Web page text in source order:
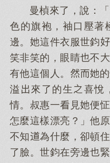
曼楨來了，說：
色的旗袍，袖口壓
邊。這件衣服世鈞
笑非笑的，眼睛不
有他這個人。的
溢來了的生喜悅
情。叔惠一見便
怎麼這樣漂亮？」他
不知為什麼，卻頓
了臉。世鈞在旁邊